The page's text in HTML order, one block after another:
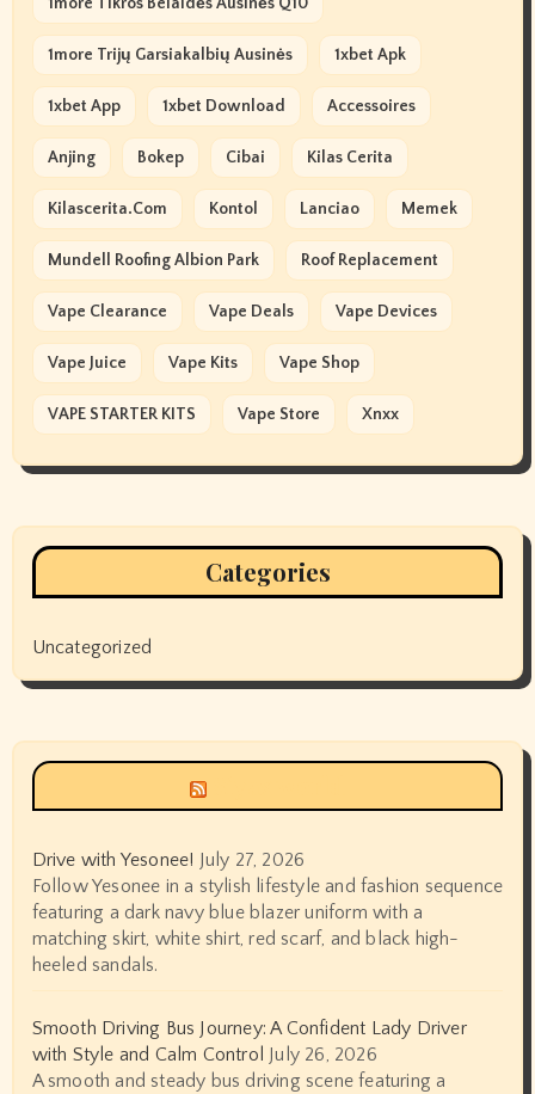
1more Trijų Garsiakalbių Ausinės 1xbet Apk
1xbet App 1xbet Download Accessoires
Anjing Bokep Cibai Kilas Cerita
Kilascerita.com Kontol Lanciao Memek
Mundell Roofing Albion Park Roof Replacement
Vape Clearance Vape Deals Vape Devices
Vape Juice Vape Kits Vape Shop
VAPE STARTER KITS Vape Store Xnxx
Categories
Uncategorized
Drive with Yesonee! July 27, 2026
Follow Yesonee in a stylish lifestyle and fashion sequence
featuring a dark navy blue blazer uniform with a
matching skirt, white shirt, red scarf, and black high-
heeled sandals.
Smooth Driving Bus Journey: A Confident Lady Driver
with Style and Calm Control July 26, 2026
A smooth and steady bus driving scene featuring a